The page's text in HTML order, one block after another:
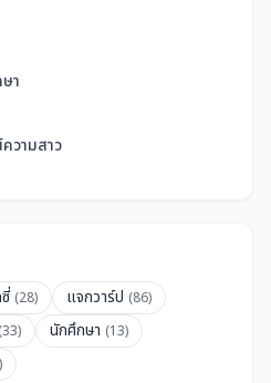
า
วามสาว
(28) แจกวาร์ป (86)
(33) นักศึกษา (13)